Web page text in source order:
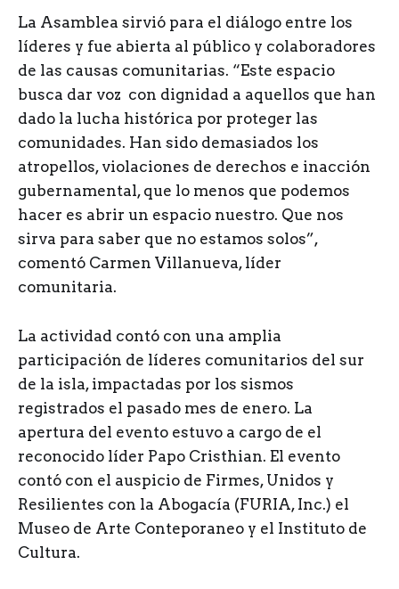
La Asamblea sirvió para el diálogo entre los
líderes y fue abierta al público y colaboradores
de las causas comunitarias. “Este espacio
busca dar voz con dignidad a aquellos que han
dado la lucha histórica por proteger las
comunidades. Han sido demasiados los
atropellos, violaciones de derechos e inacción
gubernamental, que lo menos que podemos
hacer es abrir un espacio nuestro. Que nos
sirva para saber que no estamos solos”,
comentó Carmen Villanueva, líder
comunitaria.
La actividad contó con una amplia
participación de líderes comunitarios del sur
de la isla, impactadas por los sismos
registrados el pasado mes de enero. La
apertura del evento estuvo a cargo de el
reconocido líder Papo Cristhian. El evento
contó con el auspicio de Firmes, Unidos y
Resilientes con la Abogacía (FURIA, Inc.) el
Museo de Arte Conteporaneo y el Instituto de
Cultura.